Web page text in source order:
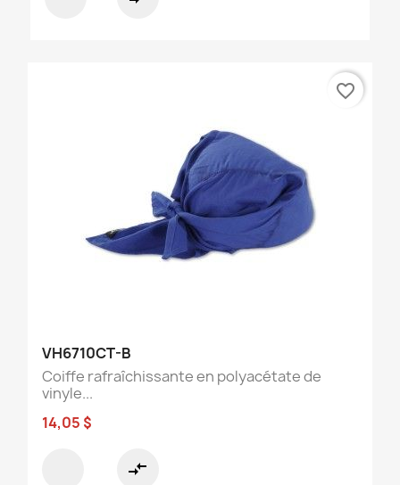
VH6710CT-B
Coiffe rafraîchissante en polyacétate de
vinyle...
14,05 $
compare_arrows
favorite_border